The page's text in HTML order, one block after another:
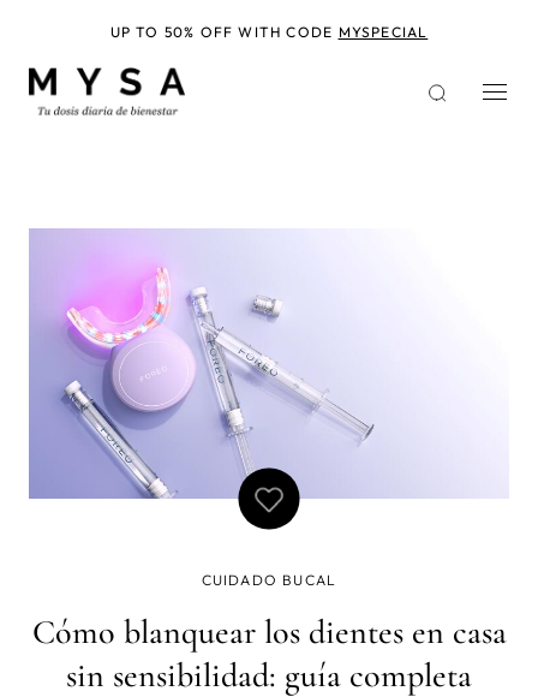
CUIDADO BUCAL
Cómo blanquear los dientes en casa
sin sensibilidad: guía completa
UP TO 50% OFF WITH CODE MYSPECIAL